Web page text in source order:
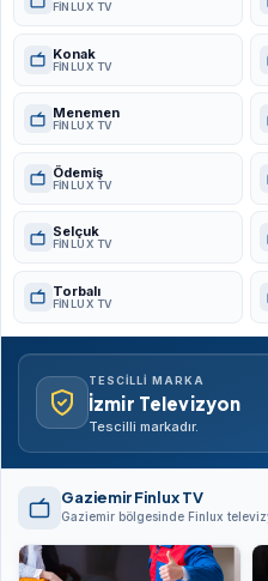
FINLUX TV
Konak
FINLUX TV
Menemen
FINLUX TV
Ödemiş
FINLUX TV
Selçuk
FINLUX TV
Torbalı
FINLUX TV
TESCILLI MARKA
İzmir Televizyon
Tescilli markadır.
Gaziemir Finlux TV
Gaziemir bölgesinde Finlux